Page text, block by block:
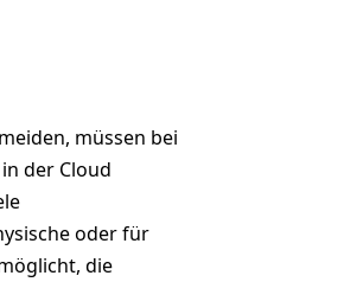
müssen bei
der Cloud
oder für
die